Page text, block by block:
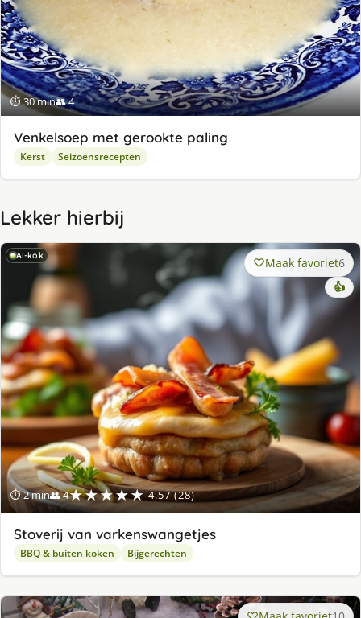
⏱ 30 min👥 4
Venkelsoep met gerookte paling
Kerst Seizoensrecepten
Lekker hierbij
AI-kok
⏱ 2 min👥 4★★★★★ 4.57 (28)
Maak favoriet6
👍
Stoverij van varkenswangetjes
BBQ & buiten koken Bijgerechten